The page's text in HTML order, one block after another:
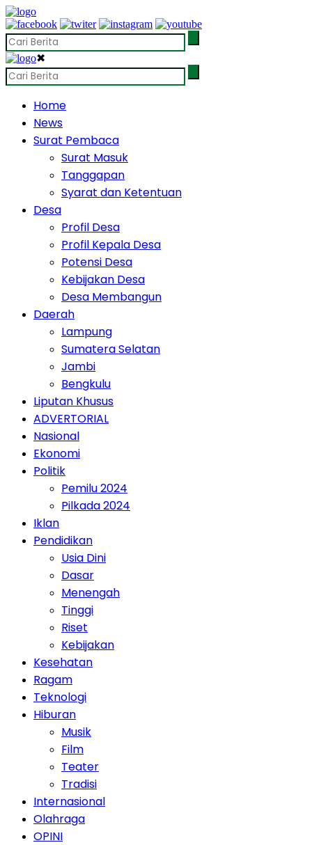
✖
Home
News
Surat Pembaca
Surat Masuk
Tanggapan
Syarat dan Ketentuan
Desa
Profil Desa
Profil Kepala Desa
Potensi Desa
Kebijakan Desa
Desa Membangun
Daerah
Lampung
Sumatera Selatan
Jambi
Bengkulu
Liputan Khusus
ADVERTORIAL
Nasional
Ekonomi
Politik
Pemilu 2024
Pilkada 2024
Iklan
Pendidikan
Usia Dini
Dasar
Menengah
Tinggi
Riset
Kebijakan
Kesehatan
Ragam
Teknologi
Hiburan
Musik
Film
Teater
Tradisi
Internasional
Olahraga
OPINI